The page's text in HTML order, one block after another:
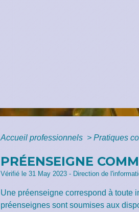
Accueil professionnels > Pratiques
PRÉENSEIGNE
Vérifié le 31 May 2023 - Direction de
Une préenseigne correspond à toute
préenseignes sont soumises aux